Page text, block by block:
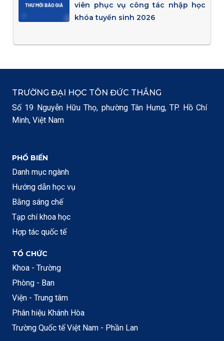
viên phục vụ công tác nhập học
khóa tuyển sinh 2026
TRƯỜNG ĐẠI HỌC TÔN ĐỨC THẮNG
Số 19 Nguyễn Hữu Thọ, phường Tân Hưng, TP. Hồ Chí
Minh, Việt Nam
PHỔ BIẾN
Danh mục ngành
Hướng dẫn học vụ
Bằng sáng chế
Tạp chí khoa học
Hợp tác quốc tế
TỔ CHỨC
Khoa - Trường
Phòng - Ban
Viện - Trung tâm
Phân hiệu Khánh Hòa
Trường Quốc tế Việt Nam - Phần Lan